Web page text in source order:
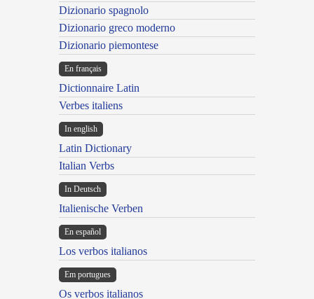
Dizionario spagnolo
Dizionario greco moderno
Dizionario piemontese
En français
Dictionnaire Latin
Verbes italiens
In english
Latin Dictionary
Italian Verbs
In Deutsch
Italienische Verben
En español
Los verbos italianos
Em portugues
Os verbos italianos